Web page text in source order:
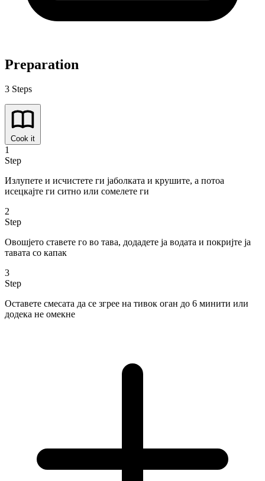
Preparation
3 Steps
Cook it
1
Step
Излупете и исчистете ги јаболката и крушите, а потоа
исецкајте ги ситно или сомелете ги
2
Step
Овошјето ставете го во тава, додадете ја водата и покријте ја
тавата со капак
3
Step
Оставете смесата да се згрее на тивок оган до 6 минити или
додека не омекне